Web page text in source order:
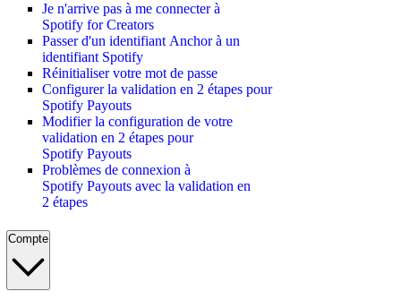
Je n'arrive pas à me connecter à
Spotify for Creators
Passer d'un identifiant Anchor à un
identifiant Spotify
Réinitialiser votre mot de passe
Configurer la validation en 2 étapes pour
Spotify Payouts
Modifier la configuration de votre
validation en 2 étapes pour
Spotify Payouts
Problèmes de connexion à
Spotify Payouts avec la validation en
2 étapes
Compte